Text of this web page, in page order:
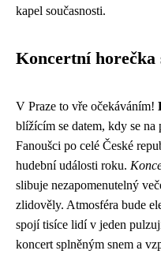
kapel současnosti.
Koncertní horečka
V Praze to vře očekáváním!
blížícím se datem, kdy se
Fanoušci po celé České
hudební události roku.
slibuje nezapomenutelný
zlidověly. Atmosféra bude
spojí tisíce lidí v jeden
koncert splněným snem a